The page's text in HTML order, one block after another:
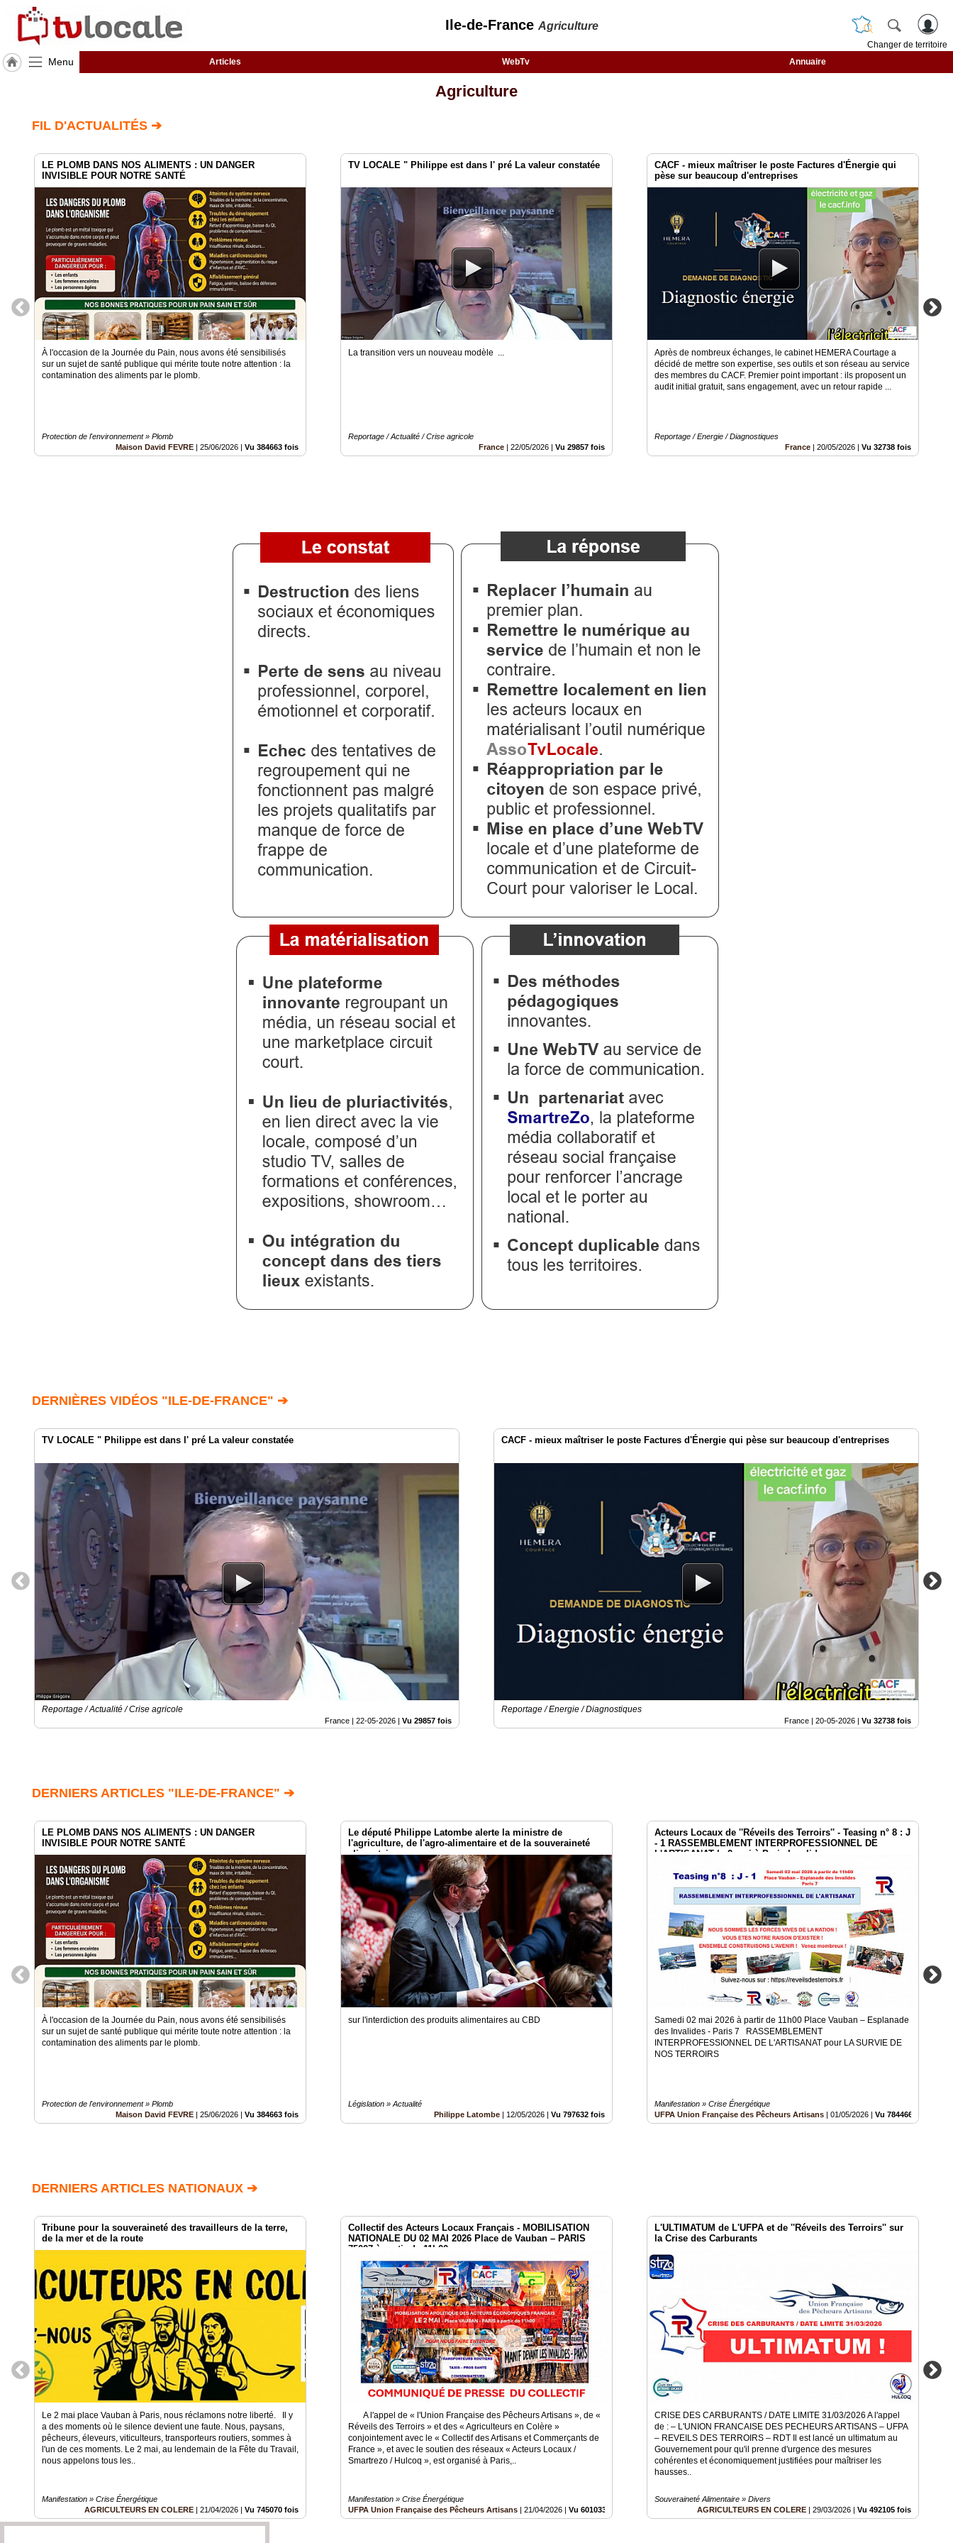
Ile-de-France Agriculture
Changer de territoire
Menu Articles WebTv Annuaire
RUBRIQUES
Agenda
Agriculture
FIL D'ACTUALITÉS ➔
LE PLOMB DANS NOS ALIMENTS : UN DANGER
INVISIBLE POUR NOTRE SANTÉ
À l'occasion de la Journée du Pain, nous avons été sensibilisés
sur un sujet de santé publique qui mérite toute notre attention : la
contamination des aliments par le plomb.
Protection de l'environnement » Plomb
Maison David FEVRE | 25/06/2026 | Vu 384663 fois
TV LOCALE " Philippe est dans l' pré La valeur constatée
La transition vers un nouveau modèle ...
Reportage / Actualité / Crise agricole
France | 22/05/2026 | Vu 29857 fois
CACF - mieux maîtriser le poste Factures d'Énergie qui
pèse sur beaucoup d'entreprises
Après de nombreux échanges, le cabinet HEMERA Courtage a
décidé de mettre son expertise, ses outils et son réseau au service
des membres du CACF. Premier point important : ils proposent un
audit initial gratuit, sans engagement, avec un retour rapide ...
Reportage / Energie / Diagnostiques
France | 20/05/2026 | Vu 32738 fois
DERNIÈRES VIDÉOS "ILE-DE-FRANCE" ➔
TV LOCALE " Philippe est dans l' pré La valeur constatée
Reportage / Actualité / Crise agricole
France | 22-05-2026 Vu 29857 fois
CACF - mieux maîtriser le poste Factures d'Énergie qui pèse sur beaucoup d'entreprises
Reportage / Energie / Diagnostiques
France | 20-05-2026 Vu 32738 fois
DERNIERS ARTICLES "ILE-DE-FRANCE" ➔
LE PLOMB DANS NOS ALIMENTS : UN DANGER
INVISIBLE POUR NOTRE SANTÉ
À l'occasion de la Journée du Pain, nous avons été sensibilisés
sur un sujet de santé publique qui mérite toute notre attention : la
contamination des aliments par le plomb.
Protection de l'environnement » Plomb
Maison David FEVRE
25/06/2026 Vu 384663 fois
Le député Philippe Latombe alerte la ministre de
l'agriculture, de l'agro-alimentaire et de la souveraineté
alimentaire
sur l'interdiction des produits alimentaires au CBD
Législation » Actualité
Philippe Latombe
12/05/2026 Vu 797632 fois
Acteurs Locaux de ''Réveils des Terroirs'' - Teasing n° 8 : J
- 1 RASSEMBLEMENT INTERPROFESSIONNEL DE
L'ARTISANAT le 2 mai à Paris Invalides
Samedi 02 mai 2026 à partir de 11h00 Place Vauban – Esplanade
des Invalides - Paris 7 RASSEMBLEMENT
INTERPROFESSIONNEL DE L'ARTISANAT pour LA SURVIE DE
NOS TERROIRS
Manifestation » Crise Énergétique
UFPA Union Française des Pêcheurs Artisans
01/05/2026 Vu 784466 fois
DERNIERS ARTICLES NATIONAUX ➔
Tribune pour la souveraineté des travailleurs de la terre,
de la mer et de la route
Le 2 mai place Vauban à Paris, nous réclamons notre liberté. Il y
a des moments où le silence devient une faute. Nous, paysans,
pêcheurs, éleveurs, viticulteurs, transporteurs routiers, sommes à
l'un de ces moments. Le 2 mai, au lendemain de la Fête du Travail,
nous appelons tous les..
Manifestation » Crise Énergétique
AGRICULTEURS EN COLERE
21/04/2026 Vu 745070 fois
Collectif des Acteurs Locaux Français - MOBILISATION
NATIONALE DU 02 MAI 2026 Place de Vauban – PARIS
75007 à partir de 11h00
A l'appel de « l'Union Française des Pêcheurs Artisans », de «
Réveils des Terroirs » et des « Agriculteurs en Colère »
conjointement avec le « Collectif des Artisans et Commerçants de
France », et avec le soutien des réseaux « Acteurs Locaux /
Smartrezo / Hulcoq », est organisé à Paris,..
Manifestation » Crise Énergétique
UFPA Union Française des Pêcheurs Artisans
21/04/2026 Vu 601033 fois
L'ULTIMATUM de L'UFPA et de ''Réveils des Terroirs'' sur
la Crise des Carburants
CRISE DES CARBURANTS / DATE LIMITE 31/03/2026 A l'appel
de : – L'UNION FRANCAISE DES PECHEURS ARTISANS – UFPA
– REVEILS DES TERROIRS – RDT Il est lancé un ultimatum au
Gouvernement pour qu'il prenne d'urgence des mesures
cohérentes et économiquement justifiées pour maîtriser les
hausses..
Souveraineté Alimentaire » Divers
AGRICULTEURS EN COLERE
29/03/2026 Vu 492105 fois